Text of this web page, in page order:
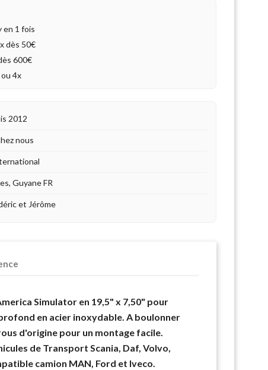
en 1 fois
dès 50€
600€
4x
2012
nous
Guyane FR
et Jérôme
Simulator en 19,5" x 7,50" pour
en acier inoxydable. A boulonner
d'origine pour un montage facile.
de Transport Scania, Daf, Volvo,
camion MAN, Ford et Iveco.